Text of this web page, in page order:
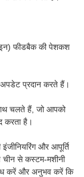
फीडबैक की पेशकश
अपडेट प्रदान करते हैं।
चलते हैं, जो आपको
करता है।
और आपूर्ति
चीन से कस्टम-मशीनी
करें और अनुभव करें कि